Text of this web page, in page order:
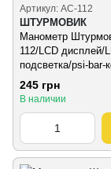
Артикул: AC-112
ШТУРМОВИК
Манометр
112/LCD дисплей/
подсветка/psi-bar-
kpa/0~10 (AC-112)
245 грн
В наличии